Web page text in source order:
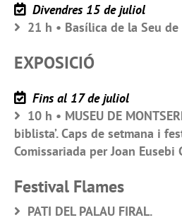
Divendres 15 de juliol
21 h • Basílica de la Seu de
EXPOSICIÓ
Fins al 17 de juliol
10 h • MUSEU DE
biblista’. Caps de setmana i
Comissariada per Joan Eusebi
Festival Flames
PATI DEL PALAU FIRAL.